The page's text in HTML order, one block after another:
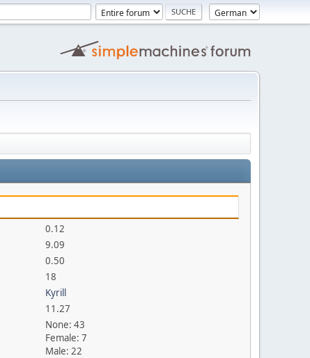
0.12
9.09
0.50
18
Kyrill
11.27
None: 43
Female: 7
Male: 22